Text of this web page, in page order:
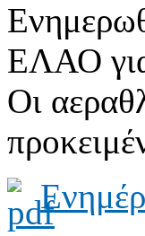
ΕΛΑΟ για
Οι